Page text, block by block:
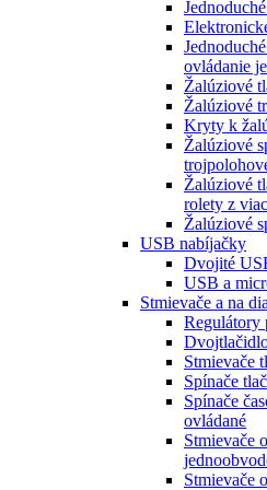
ovládanie
Žalúziové
Žalúziové
Kryty k
Žalúziové
Žalúziové
rolety z
Žalúziové
USB nabíjačky
Dvojité
USB a
Stmievače a na
Regulátory
Stmievače
Spínače
Spínače
ovládané
Stmievače
Stmievače